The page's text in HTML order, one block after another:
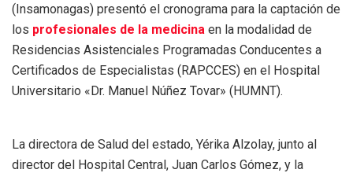
(Insamonagas) presentó el cronograma para la captación de
los profesionales de la medicina en la modalidad de
Residencias Asistenciales Programadas Conducentes a
Certificados de Especialistas (RAPCCES) en el Hospital
Universitario «Dr. Manuel Núñez Tovar» (HUMNT).
La directora de Salud del estado, Yérika Alzolay, junto al
director del Hospital Central, Juan Carlos Gómez, y la